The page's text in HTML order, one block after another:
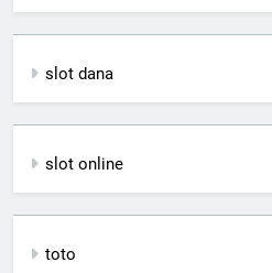
slot dana
slot online
toto